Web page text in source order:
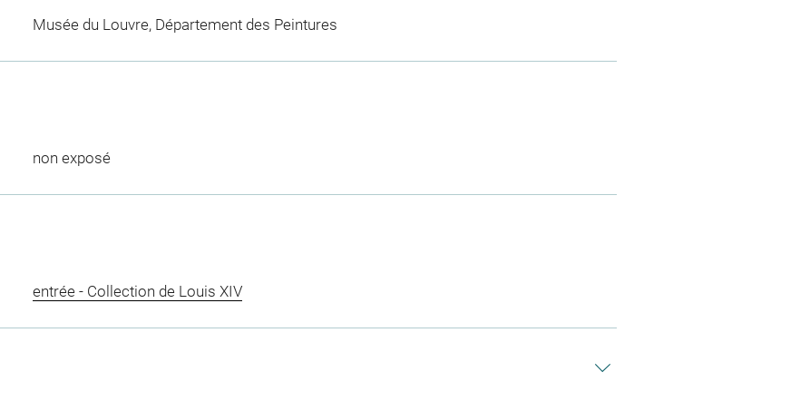
Musée du Louvre, Département des Peintures
non exposé
entrée - Collection de Louis XIV